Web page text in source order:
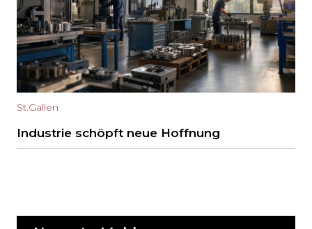
St.Gallen
Industrie schöpft neue Hoffnung